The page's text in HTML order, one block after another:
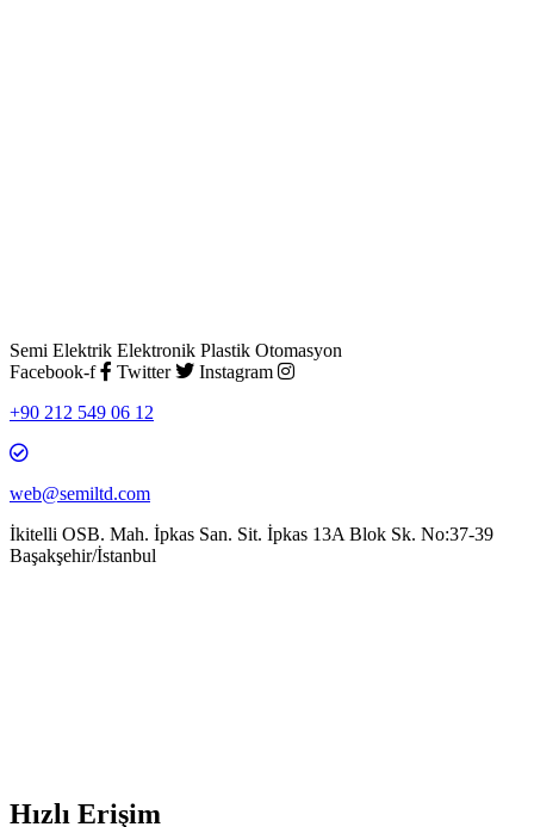
Semi Elektrik Elektronik Plastik Otomasyon
Facebook-f
Twitter
Instagram
+90 212 549 06 12
web@semiltd.com
İkitelli OSB. Mah. İpkas San. Sit. İpkas 13A Blok Sk. No:37-39
Başakşehir/İstanbul
Hızlı Erişim